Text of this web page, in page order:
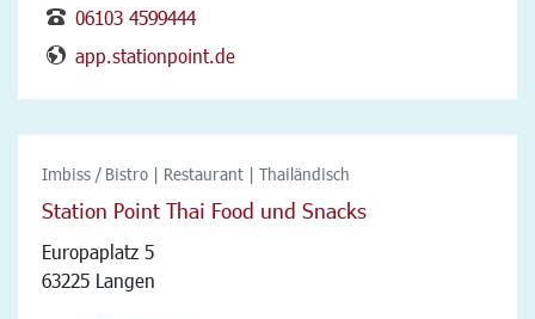
06103 4599444
app.stationpoint.de
Imbiss / Bistro | Restaurant | Thailändisch
Station Point Thai Food und Snacks
Europaplatz 5
63225 Langen